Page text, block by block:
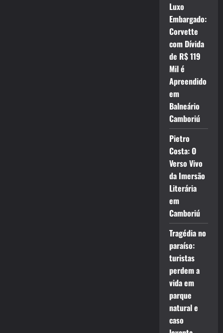
Luxo
Embargado:
Corvette
com Dívida
de R$ 119
Mil é
Apreendido
em
Balneário
Camboriú
Pietro
Costa: O
Verso Vivo
da Imersão
Literária
em
Camboriú
Tragédia no
paraíso:
turistas
perdem a
vida em
parque
natural e
caso